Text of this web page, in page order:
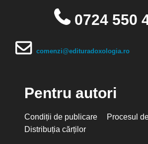
0724 550
comenzi@edituradoxologia.ro
Pentru autori
Condiții de publicare
Procesul
Distribuția cărților